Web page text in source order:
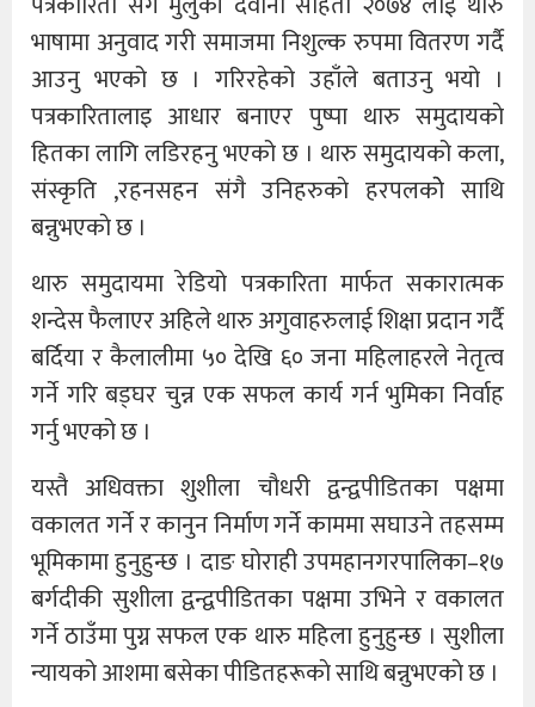
भाषामा अनुवाद गरी समाजमा निशुल्क रुपमा वितरण गर्दै
आउनु भएको छ । गरिरहेको उहाँले बताउनु भयो ।
पत्रकारितालाइ आधार बनाएर पुष्पा थारु समुदायकाे
हितका लागि लडिरहनु भएको छ । थारु समुदायको कला,
संस्कृति ,रहनसहन संगै उनिहरुकाे हरपलकाेे साथि
बन्नुभएकाे छ ।
थारु समुदायमा रेडियो पत्रकारिता मार्फत सकारात्मक
शन्देस फैलाएर अहिले थारु अगुवाहरुलाई शिक्षा प्रदान गर्दै
बर्दिया र कैलालीमा ५० देखि ६० जना महिलाहरले नेतृत्व
गर्ने गरि बड्घर चुन्न एक सफल कार्य गर्न भुमिका निर्वाह
गर्नु भएको छ ।
यस्तै अधिवक्ता शुशीला चौधरी द्वन्द्वपीडितका पक्षमा
वकालत गर्ने र कानुन निर्माण गर्ने काममा सघाउने तहसम्म
भूमिकामा हुनुहुन्छ । दाङ घोराही उपमहानगरपालिका–१७
बर्गदीकी सुशीला द्वन्द्वपीडितका पक्षमा उभिने र वकालत
गर्ने ठाउँमा पुग्न सफल एक थारु महिला हुनुहुन्छ । सुशीला
न्यायको आशमा बसेका पीडितहरूकाे साथि बन्नुभएकाे छ ।